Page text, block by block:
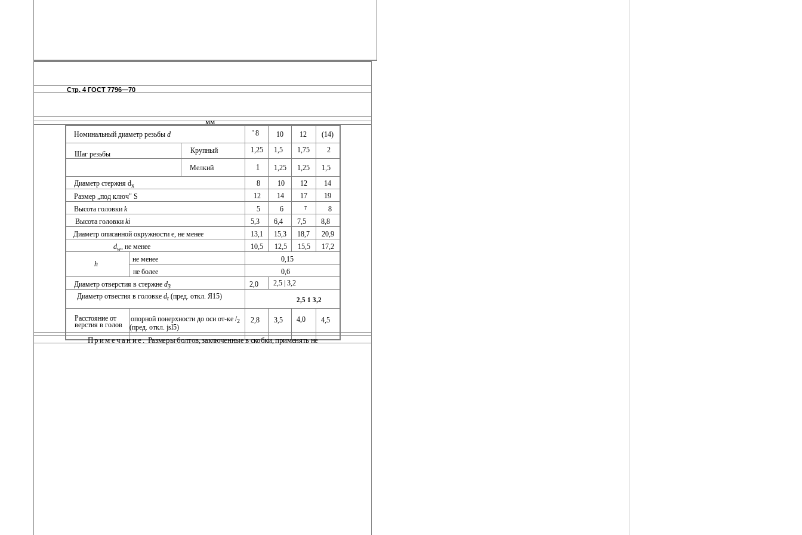
Стр. 4 ГОСТ 7796—70
мм
Номинальный диаметр резьбыd ' 8 10 12 (14)
Шаг резьбы Крупный 1,25 1,5 1,75 2
Мелкий 1 1,25 1,25
1,5
Диаметр стержня dx 8 10 12
14
Размер „под ключ" S
12 14 17
19
Высота головкиk 5 6 7
8
Высота головки ki 5,3 6,4 7,5
8,8
Диаметр описанной окружности е, не менее
13,1 15,3 18,7
20,9
dw ,не менее 10,5 12,5 15,5 17,2
h
не менее
0,15
не более
0,6
Диаметр отверстия в стержне d3 2,0
2,5 | 3,2
Диаметр отвестия в головке dt (пред. откл. Я15) 2,5 1 3,2
Расстояние от
верстия в голов
опорной понерхности до оси от-ке /2
(пред. откл. jsl5)
2,8 3,5 4,0 4,5
Примечание. Размеры болтов, заключенные в скобки, применять не